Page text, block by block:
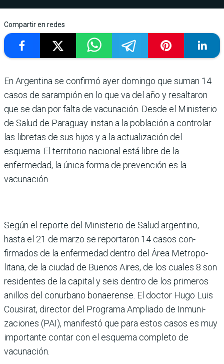
Compartir en redes
En Argentina se con­firmó ayer domingo que suman 14
casos de sarampión en lo que va del año y resaltaron
que se dan por falta de vacuna­ción. Desde el Ministerio
de Salud de Paraguay instan a la población a controlar
las libretas de sus hijos y a la actualización del
esquema. El territorio nacional está libre de la
enfermedad, la única forma de prevención es la
vacunación.
Según el reporte del Minis­terio de Salud argentino,
hasta el 21 de marzo se reportaron 14 casos con­
firmados de la enfermedad dentro del Área Metropo­
litana, de la ciudad de Bue­nos Aires, de los cuales 8 son
residentes de la capital y seis dentro de los primeros
ani­llos del conurbano bonae­rense. El doctor Hugo Luis
Cousirat, director del Pro­grama Ampliado de Inmuni­
zaciones (PAI), manifestó que para estos casos es muy
impor­tante contar con el esquema completo de
vacunación.